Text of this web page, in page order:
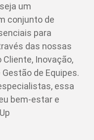
um
conjunto de
para
das nossas
Inovação,
de Equipes.
essa
bem-estar e